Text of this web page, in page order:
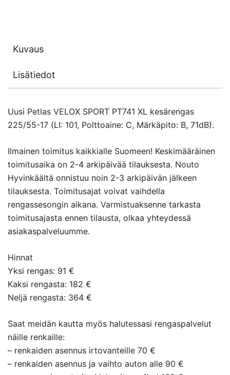
Kuvaus
Lisätiedot
Uusi Petlas VELOX SPORT PT741 XL kesärengas
225/55-17 (LI: 101, Polttoaine: C, Märkäpito: B, 71dB).
Ilmainen toimitus kaikkialle Suomeen! Keskimääräinen
toimitusaika on 2-4 arkipäivää tilauksesta. Nouto
Hyvinkäältä onnistuu noin 2-3 arkipäivän jälkeen
tilauksesta. Toimitusajat voivat vaihdella
rengassesongin aikana. Varmistuaksenne tarkasta
toimitusajasta ennen tilausta, olkaa yhteydessä
asiakaspalveluumme.
Hinnat
Yksi rengas: 91 €
Kaksi rengasta: 182 €
Neljä rengasta: 364 €
Saat meidän kautta myös halutessasi rengaspalvelut
näille renkaille:
– renkaiden asennus irtovanteille 70 €
– renkaiden asennus ja vaihto auton alle 90 €